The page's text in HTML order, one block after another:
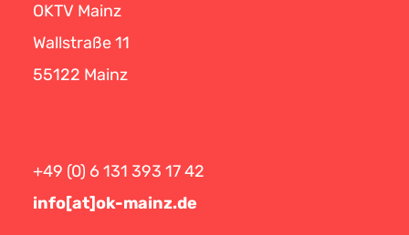
OKTV Mainz
Wallstraße 11
55122 Mainz
+49 (0) 6 131 393 17 42
info[at]ok-mainz.de